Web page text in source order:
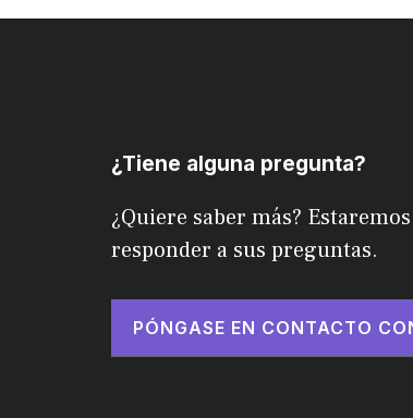
¿Tiene alguna pregunta?
¿Quiere saber más?
responder a sus preguntas.
PÓNGASE EN CONTACTO